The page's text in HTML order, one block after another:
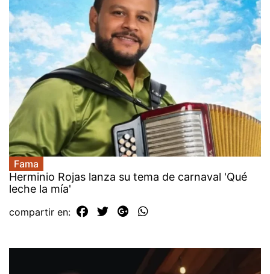
Fama
Herminio Rojas lanza su tema de carnaval 'Qué
leche la mía'
compartir en: